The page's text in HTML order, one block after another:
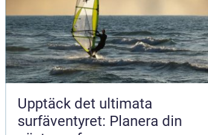
Upptäck det ultimata
surfäventyret: Planera din